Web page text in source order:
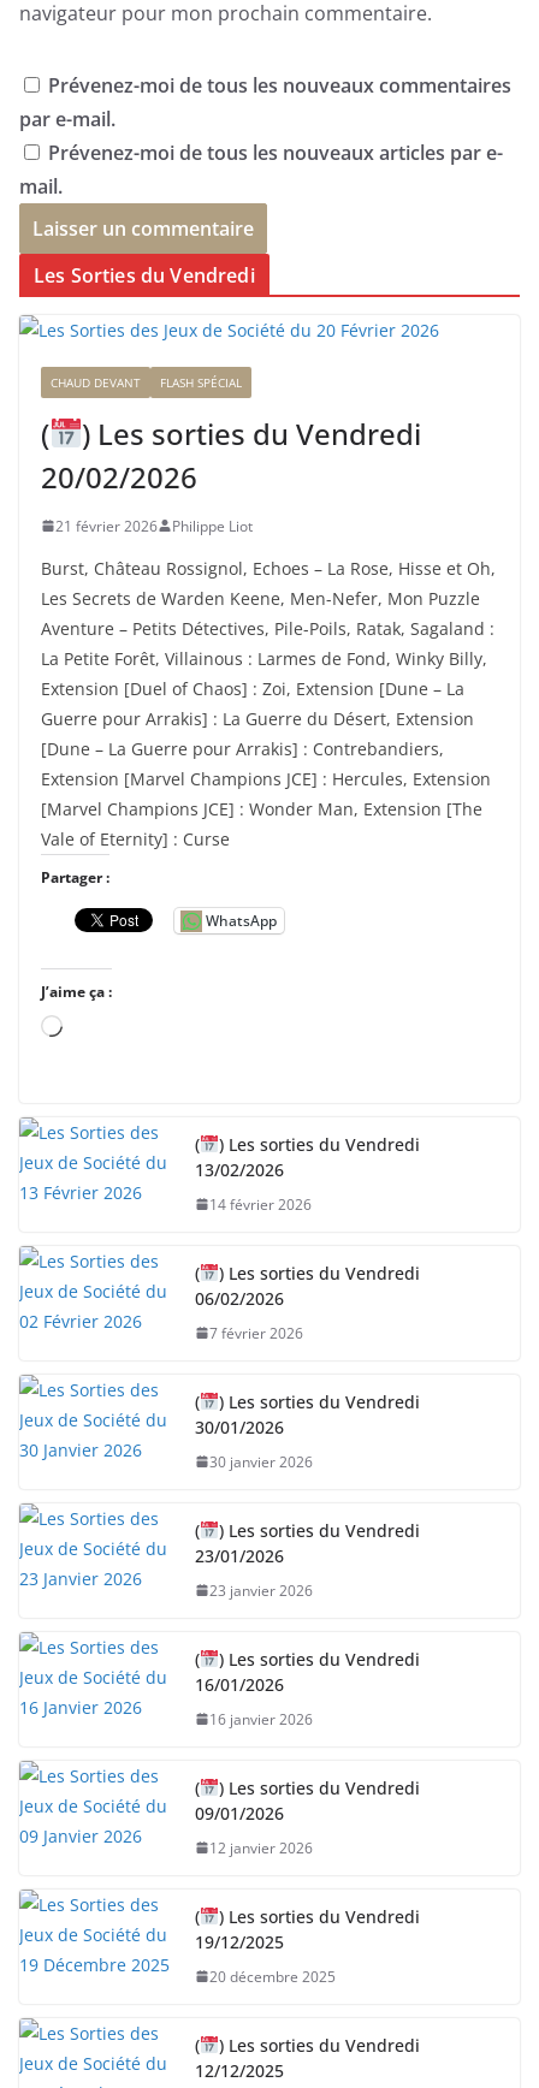
navigateur pour mon prochain commentaire.
Prévenez-moi de tous les nouveaux commentaires
par e-mail.
Prévenez-moi de tous les nouveaux articles par e-
mail.
Les Sorties du Vendredi
CHAUD DEVANT FLASH SPÉCIAL
(
) Les sorties du Vendredi
20/02/2026
21 février 2026 Philippe Liot
Burst, Château Rossignol, Echoes – La Rose, Hisse et Oh,
Les Secrets de Warden Keene, Men-Nefer, Mon Puzzle
Aventure – Petits Détectives, Pile-Poils, Ratak, Sagaland :
La Petite Forêt, Villainous : Larmes de Fond, Winky Billy,
Extension [Duel of Chaos] : Zoi, Extension [Dune – La
Guerre pour Arrakis] : La Guerre du Désert, Extension
[Dune – La Guerre pour Arrakis] : Contrebandiers,
Extension [Marvel Champions JCE] : Hercules, Extension
[Marvel Champions JCE] : Wonder Man, Extension [The
Vale of Eternity] : Curse
Partager :
WhatsApp
J’aime ça :
C
n
t
…
(
) Les sorties du Vendredi
13/02/2026
14 février 2026
(
) Les sorties du Vendredi
06/02/2026
7 février 2026
(
) Les sorties du Vendredi
30/01/2026
30 janvier 2026
(
) Les sorties du Vendredi
23/01/2026
23 janvier 2026
(
) Les sorties du Vendredi
16/01/2026
16 janvier 2026
(
) Les sorties du Vendredi
09/01/2026
12 janvier 2026
(
) Les sorties du Vendredi
19/12/2025
20 décembre 2025
(
) Les sorties du Vendredi
12/12/2025